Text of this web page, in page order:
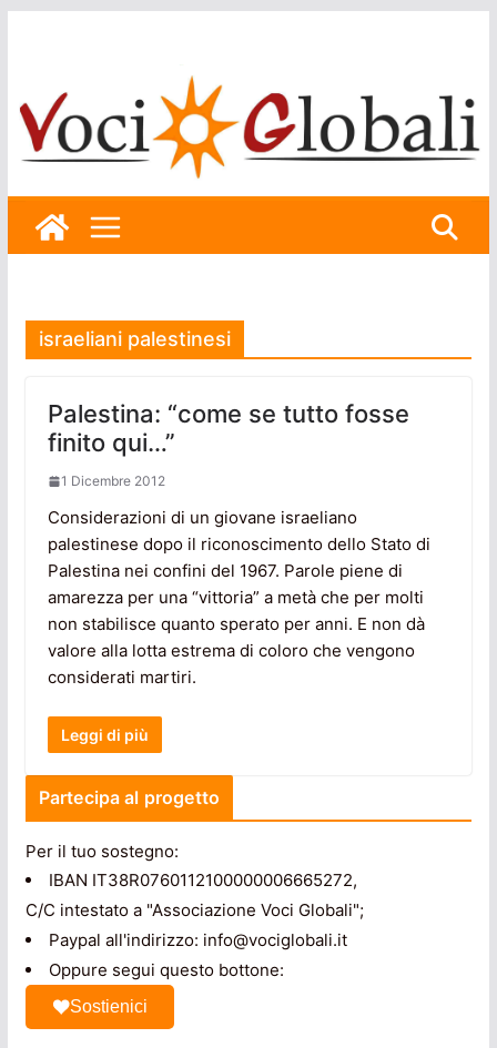
israeliani palestinesi
Palestina: “come se tutto fosse
finito qui…”
1 Dicembre 2012
Considerazioni di un giovane israeliano
palestinese dopo il riconoscimento dello Stato di
Palestina nei confini del 1967. Parole piene di
amarezza per una “vittoria” a metà che per molti
non stabilisce quanto sperato per anni. E non dà
valore alla lotta estrema di coloro che vengono
considerati martiri.
Leggi di più
Partecipa al progetto
Per il tuo sostegno:
IBAN IT38R0760112100000006665272,
C/C intestato a "Associazione Voci Globali";
Paypal all'indirizzo: info@vociglobali.it
Oppure segui questo bottone:
Sostienici